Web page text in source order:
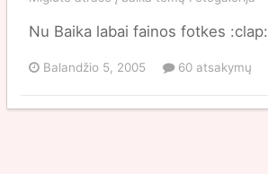
Nu Baika labai fainos fotkes :clap:
Balandžio 5, 2005 60 atsakymų